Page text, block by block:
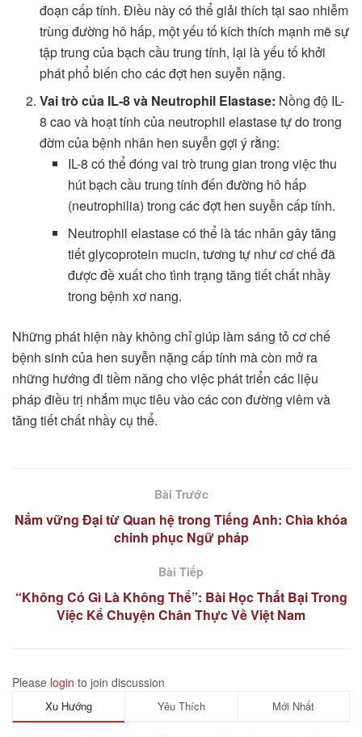
đoạn cấp tính. Điều này có thể giải thích tại sao nhiễm
trùng đường hô hấp, một yếu tố kích thích mạnh mẽ sự
tập trung của bạch cầu trung tính, lại là yếu tố khởi
phát phổ biến cho các đợt hen suyễn nặng.
Vai trò của IL-8 và Neutrophil Elastase: Nồng độ IL-
8 cao và hoạt tính của neutrophil elastase tự do trong
đờm của bệnh nhân hen suyễn gợi ý rằng:
IL-8 có thể đóng vai trò trung gian trong việc thu
hút bạch cầu trung tính đến đường hô hấp
(neutrophilia) trong các đợt hen suyễn cấp tính.
Neutrophil elastase có thể là tác nhân gây tăng
tiết glycoprotein mucin, tương tự như cơ chế đã
được đề xuất cho tình trạng tăng tiết chất nhầy
trong bệnh xơ nang.
Những phát hiện này không chỉ giúp làm sáng tỏ cơ chế
bệnh sinh của hen suyễn nặng cấp tính mà còn mở ra
những hướng đi tiềm năng cho việc phát triển các liệu
pháp điều trị nhắm mục tiêu vào các con đường viêm và
tăng tiết chất nhầy cụ thể.
Bài Trước
Nắm vững Đại từ Quan hệ trong Tiếng Anh: Chìa khóa
chinh phục Ngữ pháp
Bài Tiếp
“Không Có Gì Là Không Thể”: Bài Học Thất Bại Trong
Việc Kể Chuyện Chân Thực Về Việt Nam
Please login to join discussion
Xu Hướng Yêu Thích Mới Nhất